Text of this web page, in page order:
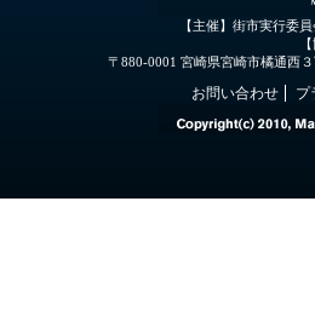
【主催】街市実行委
〒880-0001 宮崎県宮崎市橘通西
お問い合わせ プ